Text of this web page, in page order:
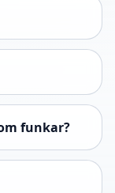
funkar?